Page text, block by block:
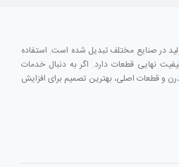
در صنایع مختلف تبدیل شده است. استفاده
نهایی قطعات دارد. اگر به دنبال خدمات
و قطعات اصلی، بهترین تصمیم برای افزایش